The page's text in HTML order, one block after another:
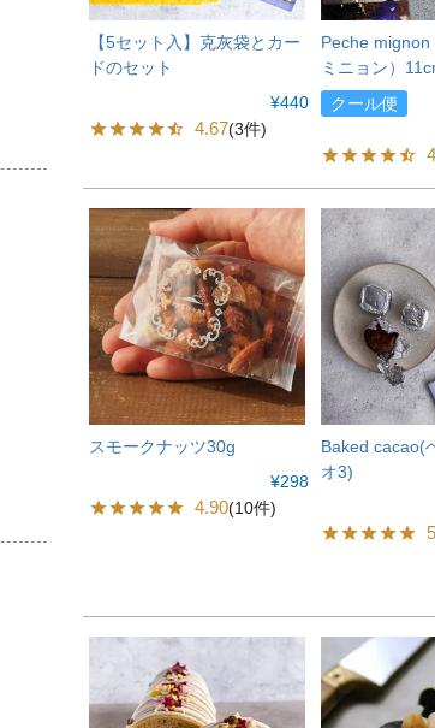
【5セット入】克灰袋とカー
ドのセット
¥440
4.67(3件)
Peche mignon
ミニョン）
クール便
スモークナッツ30g
¥298
4.90(10件)
Baked cacao(
オ3)